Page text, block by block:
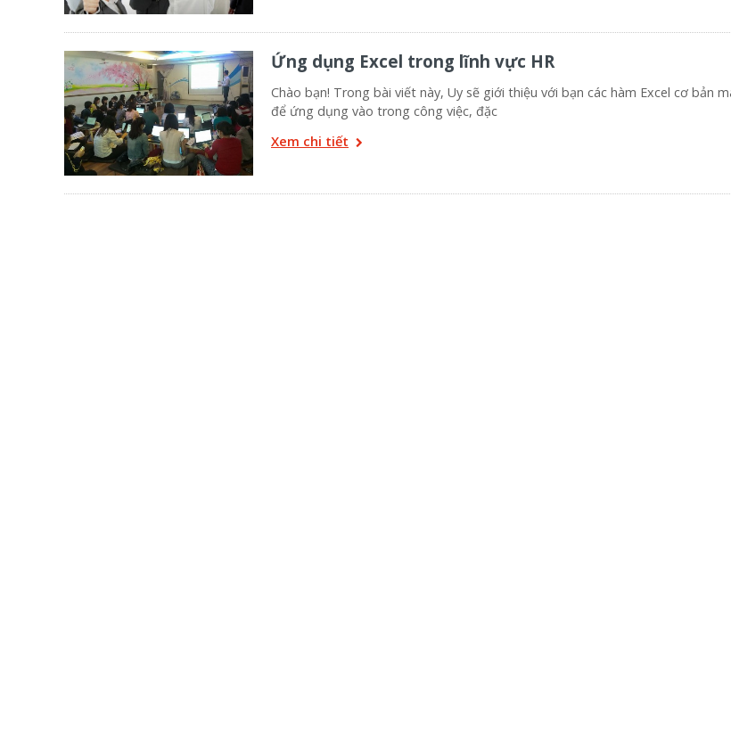
Ứng dụng Excel trong lĩnh vực HR
Chào bạn! Trong bài viết này, Uy sẽ giới thiệu với bạn các hàm Excel cơ bản
để ứng dụng vào trong công việc, đặc
Xem chi tiết